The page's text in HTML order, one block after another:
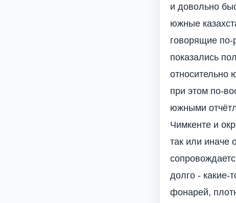
и довольно
южные
говорящие
показались
относительно
при этом по-
южными
Чимкенте и
так или иначе
долго - какие-
фонарей,